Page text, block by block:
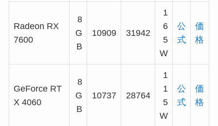
Radeon RX
7600
8
G
B
10909 31942
1
6
5
W
公
式
価
格
GeForce RT
X 4060
8
G
B
10737 28764
1
1
5
W
公
式
価
格